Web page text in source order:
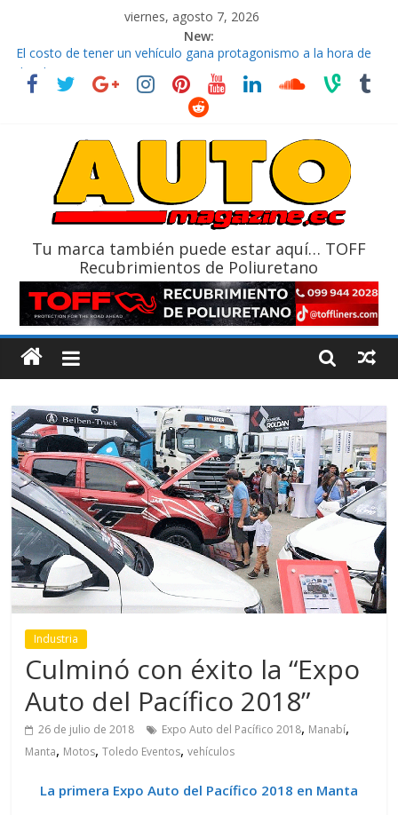
viernes, agosto 7, 2026
New:
El costo de tener un vehículo gana protagonismo a la hora de
decidir
Ultima película ‘Spider‑Man: Brand New Day’ pone en escena a
La Vuelta al Ecuador 2026, edición 47ª, recorre 7 provincias en 8
La FEDAK recibe 12 Sinotruk Bolden para cubrir las rutas de La
Tu marca también puede estar aquí… TOFF
Recubrimientos de Poliuretano
Industria
Culminó con éxito la “Expo
Auto del Pacífico 2018”
26 de julio de 2018 Expo Auto del Pacífico 2018, Manabí,
Manta, Motos,Toledo Eventos,vehículos
La primera Expo Auto del Pacífico 2018 en Manta